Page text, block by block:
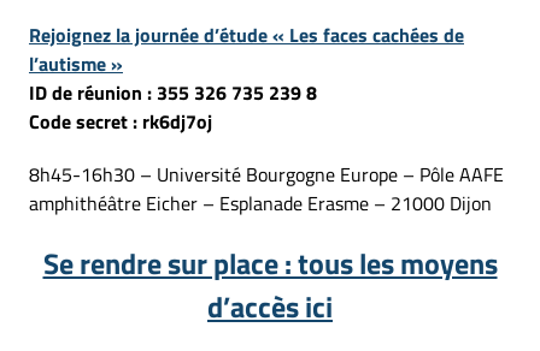
Rejoignez la journée d’étude « Les faces cachées de
l’autisme »
ID de réunion : 355 326 735 239 8
Code secret : rk6dj7oj
8h45-16h30 – Université Bourgogne Europe – Pôle AAFE
amphithéâtre Eicher – Esplanade Erasme – 21000 Dijon
Se rendre sur place : tous les moyens
d’accès ici